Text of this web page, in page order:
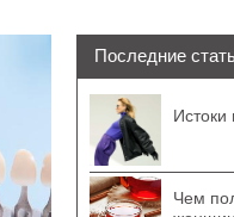
Последние
Истоки
Чем